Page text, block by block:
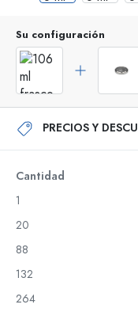
Su configuración
PRECIOS Y
Cantidad
1
20
88
132
264